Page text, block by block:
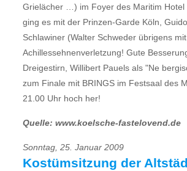
Grielächer …) im Foyer des Maritim Hotel
ging es mit der Prinzen-Garde Köln,
Schlawiner (Walter Schweder übrigens
Achillessehnenverletzung! Gute
Dreigestirn, Willibert Pauels als "Ne
zum Finale mit BRINGS im Festsaal des
21.00 Uhr hoch her!
Quelle: www.koelsche-fastelovend.de
Sonntag, 25. Januar 2009
Kostümsitzung der